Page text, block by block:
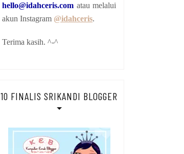
hello@idahceris.com atau melalui
akun Instagram @idahceris.
Terima kasih. ^-^
10 FINALIS SRIKANDI BLOGGER